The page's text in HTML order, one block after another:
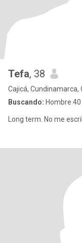
Tefa, 38
Cajicá, Cundinamarca,
Buscando: Hombre 40
Long term. No me